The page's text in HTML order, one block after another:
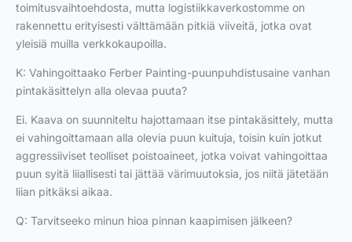
toimitusvaihtoehdosta, mutta logistiikkaverkostomme on
rakennettu erityisesti välttämään pitkiä viiveitä, jotka ovat
yleisiä muilla verkkokaupoilla.
K: Vahingoittaako Ferber Painting-puunpuhdistusaine vanhan
pintakäsittelyn alla olevaa puuta?
Ei. Kaava on suunniteltu hajottamaan itse pintakäsittely, mutta
ei vahingoittamaan alla olevia puun kuituja, toisin kuin jotkut
aggressiiviset teolliset poistoaineet, jotka voivat vahingoittaa
puun syitä liiallisesti tai jättää värimuutoksia, jos niitä jätetään
liian pitkäksi aikaa.
Q: Tarvitseeko minun hioa pinnan kaapimisen jälkeen?